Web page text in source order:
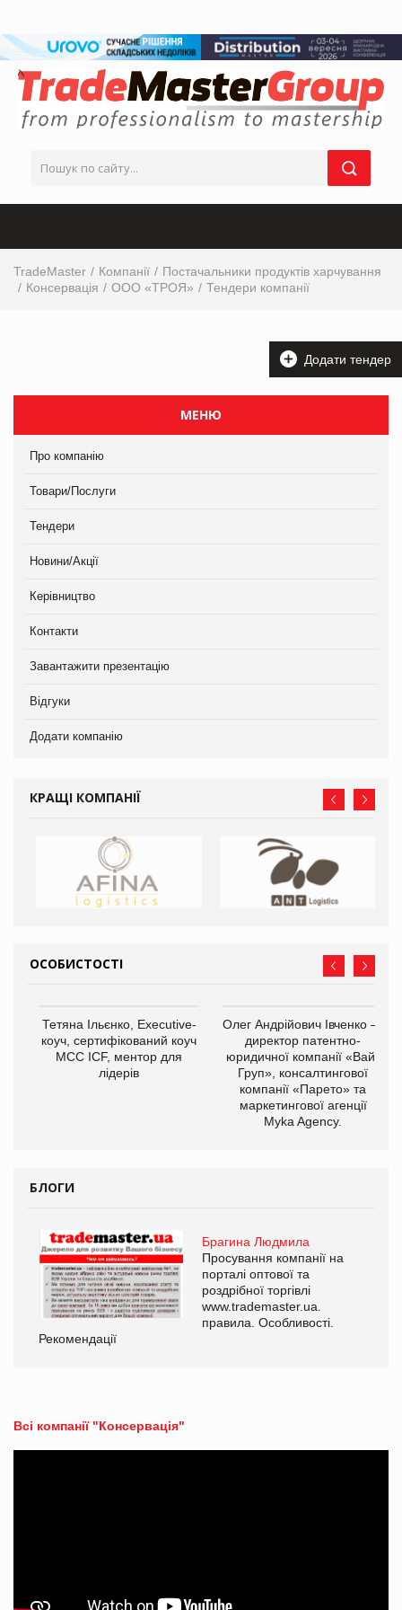
TradeMaster Компанії
Постачальники продуктів харчування
Консервація
ООО «ТРОЯ» Тендери компанії
Додати тендер
МЕНЮ
Про компанію
Товари/Послуги
Тендери
Новини/Акції
Керівництво
Контакти
Завантажити презентацію
Відгуки
Додати компанію
КРАЩІ КОМПАНІЇ
ОСОБИСТОСТІ
Тетяна Ільєнко, Executive-
коуч, сертифікований коуч
МСС ICF, ментор для
лідерів
Олег Андрійович Івченко —
директор патентно-
юридичної компанії «Вайз
Груп», консалтингової
компанії «Парето» та
маркетингової агенції
Myka Agency.
БЛОГИ
Брагина Людмила
Просування компанії на
порталі оптової та
роздрібної торгівлі
www.trademaster.ua.
правила. Особливості.
Рекомендації
Всі компанії "Консервація"